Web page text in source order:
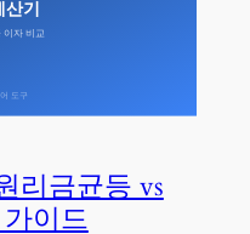
리금균등 vs
이드